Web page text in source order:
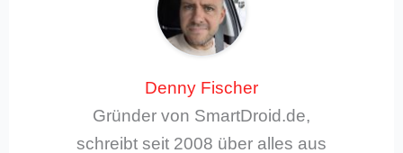
Denny Fischer
Gründer von SmartDroid.de,
schreibt seit 2008 über alles aus